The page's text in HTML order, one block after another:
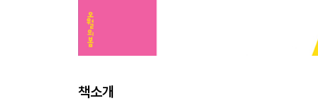
책소개